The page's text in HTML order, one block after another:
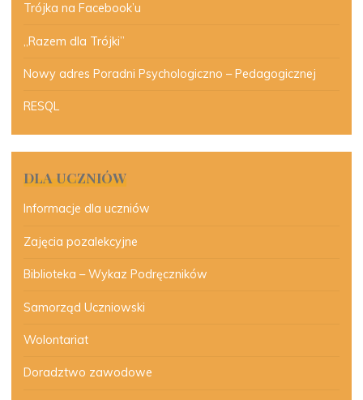
Trójka na Facebook’u
„Razem dla Trójki”
Nowy adres Poradni Psychologiczno – Pedagogicznej
RESQL
DLA UCZNIÓW
Informacje dla uczniów
Zajęcia pozalekcyjne
Biblioteka – Wykaz Podręczników
Samorząd Uczniowski
Wolontariat
Doradztwo zawodowe